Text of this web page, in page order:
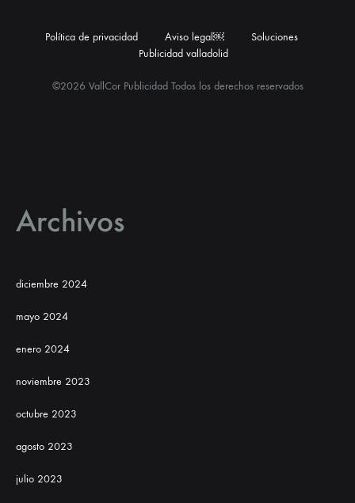
©2026 VallCor Publicidad Todos los derechos reservados
Política de privacidad Aviso legal￼
Soluciones
Publicidad valladolid
Archivos
diciembre 2024
mayo 2024
enero 2024
noviembre 2023
octubre 2023
agosto 2023
julio 2023